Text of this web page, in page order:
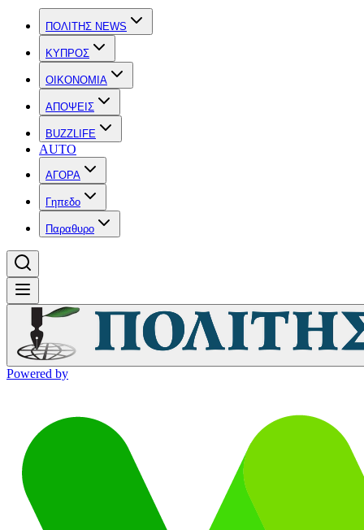
ΠΟΛΙΤΗΣ NEWS
ΚΥΠΡΟΣ
OIKONOMIA
ΑΠΟΨΕΙΣ
BUZZLIFE
AUTO
ΑΓΟΡΑ
Γηπεδο
Παραθυρο
Powered by